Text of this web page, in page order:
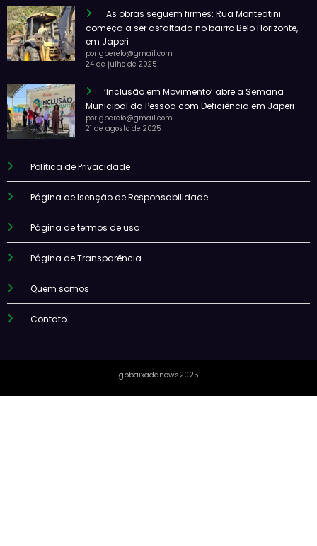
As obras seguem firmes: Rua Monteatini
começa a ser asfaltada no bairro Belo Horizonte,
em Japeri
por gperelo@gmail.com
24 de julho de 2025
‘Inclusão em Movimento’ abre a Semana
Municipal da Pessoa com Deficiência em Japeri
por gperelo@gmail.com
21 de agosto de 2025
Política de Privacidade
Página de Isenção de Responsabilidade
Página de termos de uso
Página de Transparência
Quem somos
Contato
gpbaixadanews2025